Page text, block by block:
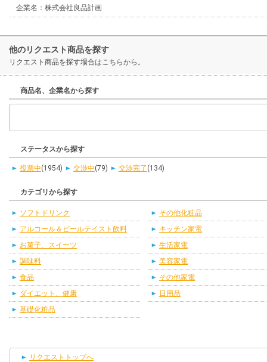
企業名：株式会社良品計画
他のリクエスト商品を探す
リクエスト商品を探す場合はこちらから。
商品名、企業名から探す
ステータスから探す
投票中(1954) 交渉中(79) 交渉完了 (134)
カテゴリから探す
ソフトドリンク
アルコール＆ビールテイスト飲料
お菓子、スイーツ
調味料
食品
ダイエット、健康
基礎化粧品
その他化粧品
キッチン家電
生活家電
美容家電
その他家電
日用品
リクエストトップへ